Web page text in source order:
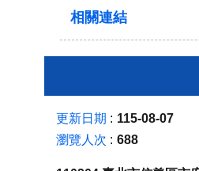
相關連結
更新日期
115-08-07
瀏覽人次
688